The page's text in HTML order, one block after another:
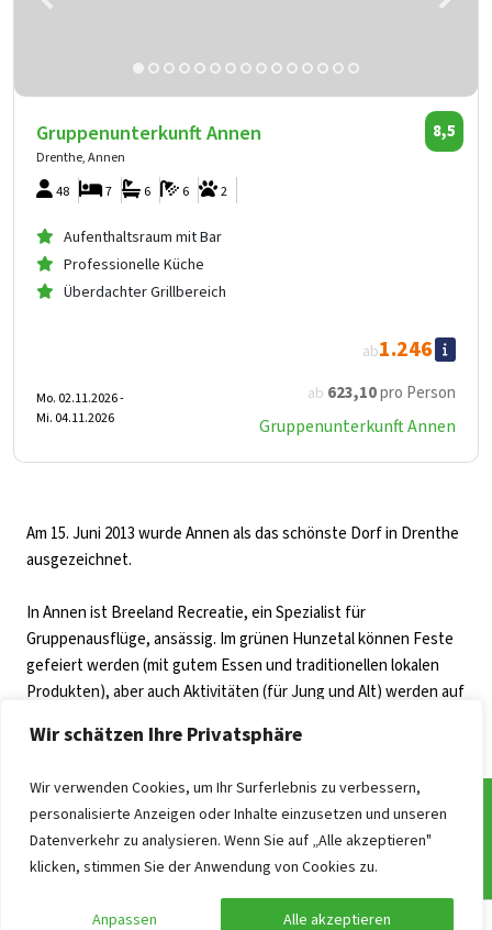
Wir schätzen Ihre Privatsphäre
Wir verwenden Cookies, um Ihr Surferlebnis zu verbessern,
personalisierte Anzeigen oder Inhalte einzusetzen und unseren
Datenverkehr zu analysieren. Wenn Sie auf „Alle akzeptieren"
klicken, stimmen Sie der Anwendung von Cookies zu.
Anpassen Alle akzeptieren
Gruppenunterkunft Annen
Drenthe, Annen
8,5
48 2
6
6
7
Aufenthaltsraum mit Bar
Professionelle Küche
Überdachter Grillbereich
ab 623,10pro Person
ab1.246
Mo. 02.11.2026 -
Mi. 04.11.2026
Gruppenunterkunft Annen
Am 15. Juni 2013 wurde Annen als das schönste Dorf in Drenthe
ausgezeichnet.
In Annen ist Breeland Recreatie, ein Spezialist für
Gruppenausflüge, ansässig. Im grünen Hunzetal können Feste
gefeiert werden (mit gutem Essen und traditionellen lokalen
Produkten), aber auch Aktivitäten (für Jung und Alt) werden auf
organisiert.
Häufig gestellte Fragen